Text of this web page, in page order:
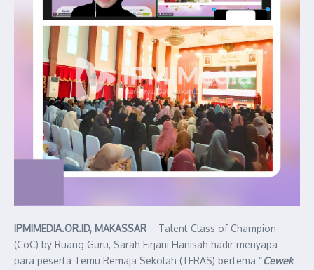
IPMIMEDIA.OR.ID, MAKASSAR – Talent Class of Champion
(CoC) by Ruang Guru, Sarah Firjani Hanisah hadir menyapa
para peserta Temu Remaja Sekolah (TERAS) bertema “Cewek